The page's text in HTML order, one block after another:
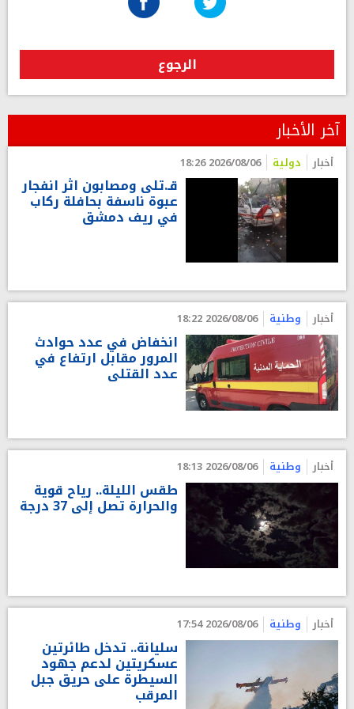
الرجوع
آخر الأخبار
أخبار دولية 2026/08/06 18:26
قـ.تلى ومصابون اثر انفجار
عبوة ناسفة بحافلة ركاب
في ريف دمشق
أخبار وطنية 2026/08/06 18:22
انخفاض في عدد حوادث
المرور مقابل ارتفاع في
عدد القتلى
أخبار وطنية 2026/08/06 18:13
طقس الليلة.. رياح قوية
والحرارة تصل إلى 37 درجة
أخبار وطنية 2026/08/06 17:54
سليانة.. تدخل طائرتين
عسكريتين لدعم جهود
السيطرة على حريق جبل
المرقب